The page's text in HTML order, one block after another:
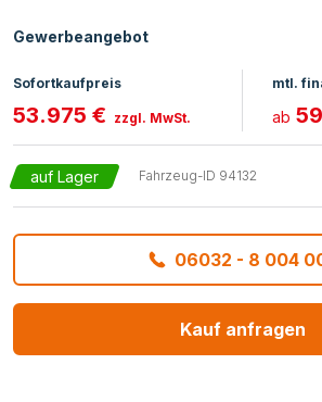
Gewerbeangebot
Sofortkaufpreis
53.975 € zzgl. MwSt.
mtl.
ab
auf Lager Fahrzeug-ID 94132
06032 - 8 004
Kauf anfragen